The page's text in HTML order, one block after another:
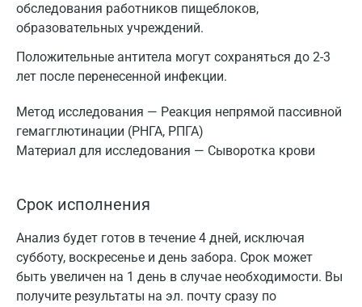
обследования работников пищеблоков,
образовательных учреждений.
Положительные антитела могут сохраняться до 2-3
лет после перенесенной инфекции.
Метод исследования — Реакция непрямой пассивной
гемагглютинации (РНГА, РПГА)
Материал для исследования — Сыворотка крови
Срок исполнения
Анализ будет готов в течение 4 дней, исключая
субботу, воскресенье и день забора. Срок может
быть увеличен на 1 день в случае необходимости. Вы
получите результаты на эл. почту сразу по